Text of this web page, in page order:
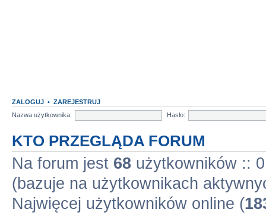
ZALOGUJ • ZAREJESTRUJ
Nazwa użytkownika:
Hasło:
KTO PRZEGLĄDA FORUM
Na forum jest 68 użytkowników ::
(bazuje na użytkownikach
Najwięcej użytkowników online (